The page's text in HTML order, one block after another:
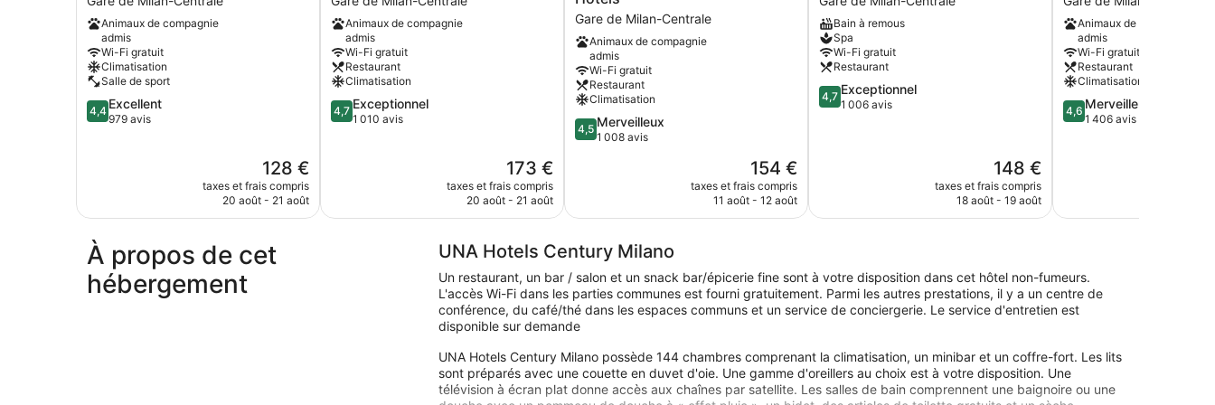
Milano
Centrale
Gare
de
Milan-
Centrale
Animaux de compagnie
admis
Wi-Fi gratuit
Climatisation
Salle de sport
4.4
sur
4,4 Excellent
979 avis
Le
nouveau
prix
128 €
128 €
taxes et frais compris
20 août - 21 août
Gare
de
Milan-
Centrale
Animaux de compagnie
admis
Wi-Fi gratuit
Restaurant
Climatisation
4.7
sur
4,7 Exceptionnel
1 010 avis
Le
nouveau
prix
173 €
173 €
taxes et frais compris
20 août - 21 août
Milan
by
Leonardo
Hotels
Gare
de
Milan-
Centrale
Gare de Milan-Centrale
Animaux de compagnie
admis
Wi-Fi gratuit
Restaurant
Climatisation
4.5
sur
4,5 Merveilleux
1 008 avis
Le
nouveau
prix
154 €
taxes et frais compris
11 août - 12 août
Milano
Gare
de
Milan-
Centrale
Bain à remous
Spa
Wi-Fi gratuit
Restaurant
4.7
sur
4,7 Exceptionnel
1 006 avis
Le
nouveau
prix
148 €
taxes et frais compris
18 août - 19 août
Gare
de
Milan-
Centrale
Animaux de compagnie
admis
Wi-Fi gratuit
Restaurant
Climatisation
4.6
sur
4,6 Merveilleux
1 406 avis
À propos de cet
hébergement
UNA Hotels Century Milano
Un restaurant, un bar / salon et un snack bar/épicerie fine sont à votre disposition dans cet hôtel non-fumeurs.
L'accès Wi-Fi dans les parties communes est fourni gratuitement. Parmi les autres prestations, il y a un centre de
conférence, du café/thé dans les espaces communs et un service de conciergerie. Le service d'entretien est
disponible sur demande
UNA Hotels Century Milano possède 144 chambres comprenant la climatisation, un minibar et un coffre-fort. Les lits
sont préparés avec une couette en duvet d'oie. Une gamme d'oreillers au choix est à votre disposition. Une
télévision à écran plat donne accès aux chaînes par satellite. Les salles de bain comprennent une baignoire ou une